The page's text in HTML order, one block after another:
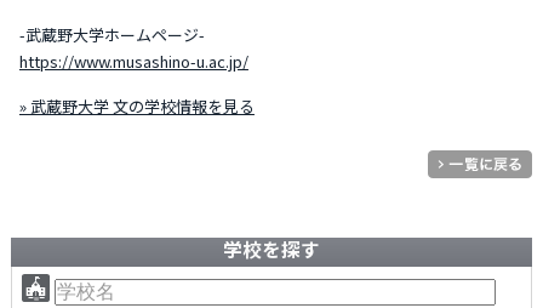
-武蔵野大学ホームページ-
https://www.musashino-u.ac.jp/
» 武蔵野大学 文の学校情報を見る
学校を探す